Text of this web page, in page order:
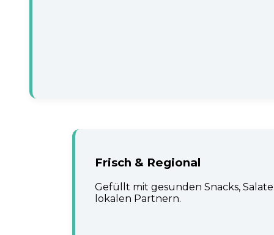
Frisch & Regional
Gefüllt mit gesunden Snacks,
lokalen Partnern.